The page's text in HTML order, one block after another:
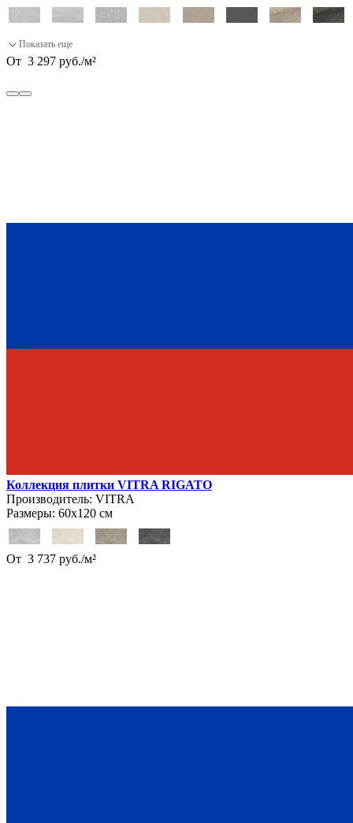
От 3 297 руб./м²
Коллекция плитки VITRA RIGATO
Производитель: VITRA
Размеры: 60х120 см
От 3 737 руб./м²